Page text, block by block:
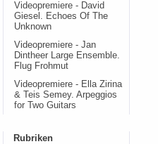
Videopremiere - David
Giesel. Echoes Of The
Unknown
Videopremiere - Jan
Dintheer Large Ensemble.
Flug Frohmut
Videopremiere - Ella Zirina
& Teis Semey. Arpeggios
for Two Guitars
Rubriken